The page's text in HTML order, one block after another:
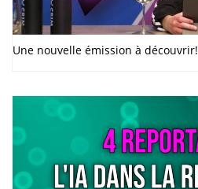
Une nouvelle émission à découvrir!